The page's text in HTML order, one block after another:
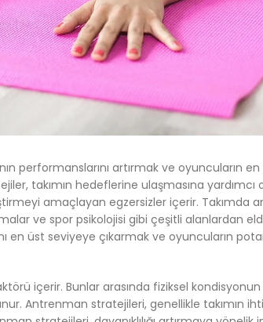
performanslarını artırmak ve oyuncuların
takımın hedeflerine ulaşmasına
amaçlayan egzersizler içerir. Takımda
ve spor psikolojisi gibi çeşitli alanlardan
en üst seviyeye çıkarmak ve oyuncuların
içerir. Bunlar arasında fiziksel kondisyonun
Antrenman stratejileri, genellikle takımın